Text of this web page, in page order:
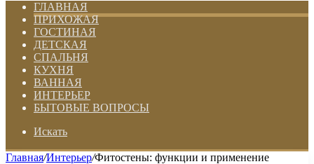
ГЛАВНАЯ
ПРИХОЖАЯ
ГОСТИНАЯ
ДЕТСКАЯ
СПАЛЬНЯ
КУХНЯ
ВАННАЯ
ИНТЕРЬЕР
БЫТОВЫЕ ВОПРОСЫ
Искать
Главная/Интерьер/Фитостены: функции и применение